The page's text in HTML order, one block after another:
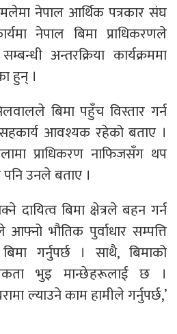
नेपाल आर्थिक पत्रकार संघ
नेपाल बिमा प्राधिकरणले
अन्तरक्रिया कार्यक्रममा
हुन् ।
बिमा पहुँच विस्तार गर्न
सहकार्य आवश्यक रहेको बताए ।
प्राधिकरण नाफिजसँग थप
पनि उनले बताए ।
दायित्व बिमा क्षेत्रले बहन गर्न
भौतिक पुर्वाधार सम्पत्ति
गर्नुपर्छ । साथै, बिमाको
भुइ मान्छेहरूलाई छ ।
ल्याउने काम हामीले गर्नुपर्छ,’